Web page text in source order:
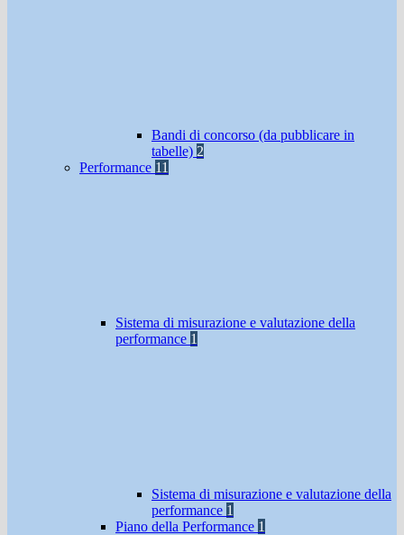
Bandi di concorso (da pubblicare in
tabelle) 2
Performance 11
Sistema di misurazione e valutazione della
performance 1
Sistema di misurazione e valutazione della
performance 1
Piano della Performance 1